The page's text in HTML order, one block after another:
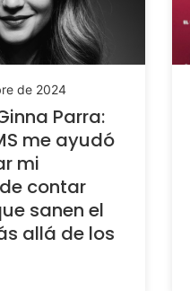
de 2024
Parra:
me ayudó
mi
contar
sanen el
allá de los